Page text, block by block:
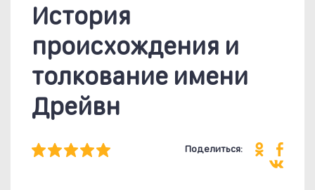
История
происхождения и
толкование имени
Дрейвн
Поделиться: